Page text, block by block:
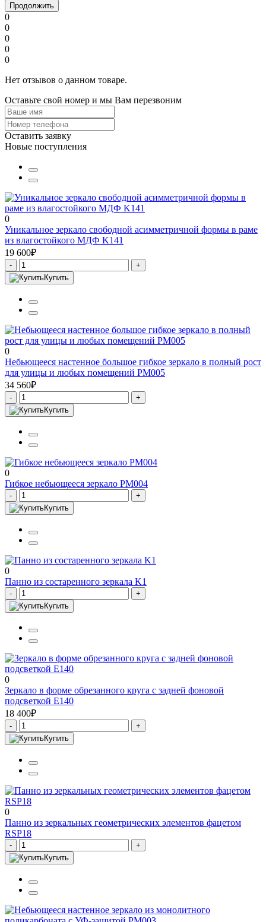
Продолжить
0
0
0
0
0
Нет отзывов о данном товаре.
Оставьте свой номер и мы Вам перезвоним
Оставить заявку
Новые поступления
0
Уникальное зеркало свободной асимметричной формы в раме
из влагостойкого МДФ K141
19 600₽
-
+
Купить
0
Небьющееся настенное большое гибкое зеркало в полный рост
для улицы и любых помещений PM005
34 560₽
-
+
Купить
0
Гибкое небьющееся зеркало PM004
-
+
Купить
0
Панно из состаренного зеркала K1
-
+
Купить
0
Зеркало в форме обрезанного круга с задней фоновой
подсветкой E140
18 400₽
-
+
Купить
0
Панно из зеркальных геометрических элементов фацетом
RSP18
-
+
Купить